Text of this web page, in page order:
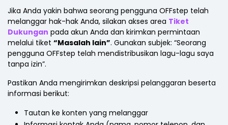
Jika Anda yakin bahwa seorang pengguna OFFstep telah
melanggar hak-hak Anda, silakan akses area Tiket
Dukungan pada akun Anda dan kirimkan permintaan
melalui tiket “Masalah lain”. Gunakan subjek: “Seorang
pengguna OFFstep telah mendistribusikan lagu-lagu saya
tanpa izin”.
Pastikan Anda mengirimkan deskripsi pelanggaran beserta
informasi berikut:
Tautan ke konten yang melanggar